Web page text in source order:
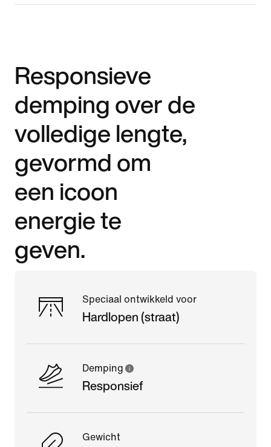
Responsieve
demping over de
volledige lengte,
gevormd om
een icoon
energie te
geven.
Speciaal ontwikkeld voor
Hardlopen (straat)
Demping
Responsief
Gewicht